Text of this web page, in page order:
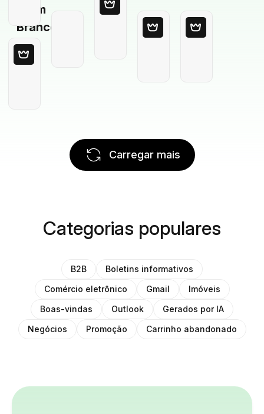
em
Branco
Carregar mais
Categorias populares
B2B
Boletins informativos
Comércio eletrônico
Gmail
Imóveis
Boas-vindas
Outlook
Gerados por IA
Negócios
Promoção Carrinho abandonado